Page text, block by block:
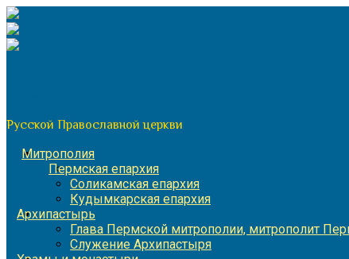
Перейти
к
содержимому
Русской Православной церкви
Митрополия
Пермская епархия
Соликамская епархия
Кудымкарская епархия
Архипастырь
Глава Пермской митрополии, митрополит
Служение Архипастыря